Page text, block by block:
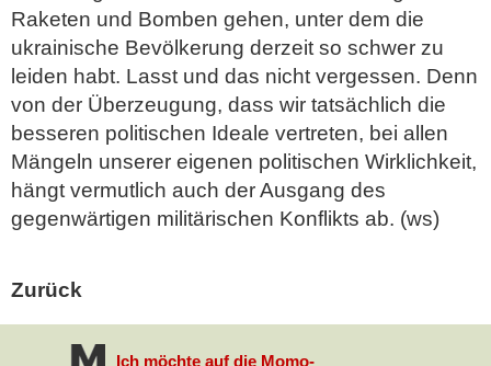
Raketen und Bomben gehen, unter dem die
ukrainische Bevölkerung derzeit so schwer zu
leiden habt. Lasst und das nicht vergessen. Denn
von der Überzeugung, dass wir tatsächlich die
besseren politischen Ideale vertreten, bei allen
Mängeln unserer eigenen politischen Wirklichkeit,
hängt vermutlich auch der Ausgang des
gegenwärtigen militärischen Konflikts ab. (ws)
Zurück
Ich möchte auf die Momo-